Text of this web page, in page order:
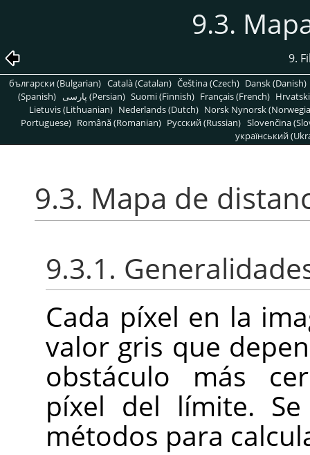
9.3.
9.
български (Bulgarian) Català (Catalan) Čeština (Czech) Dansk (Danish)
(Spanish)
پارسی (Persian) Suomi (Finnish) Français (French)
Lietuvis (Lithuanian) Nederlands (Dutch) Norsk Nynorsk
Portuguese) Română (Romanian) Pусский (Russian) Slovenčina
український
9.3. Mapa de
9.3.1.
Cada píxel en la
valor gris que
obstáculo más
píxel del límite.
métodos para